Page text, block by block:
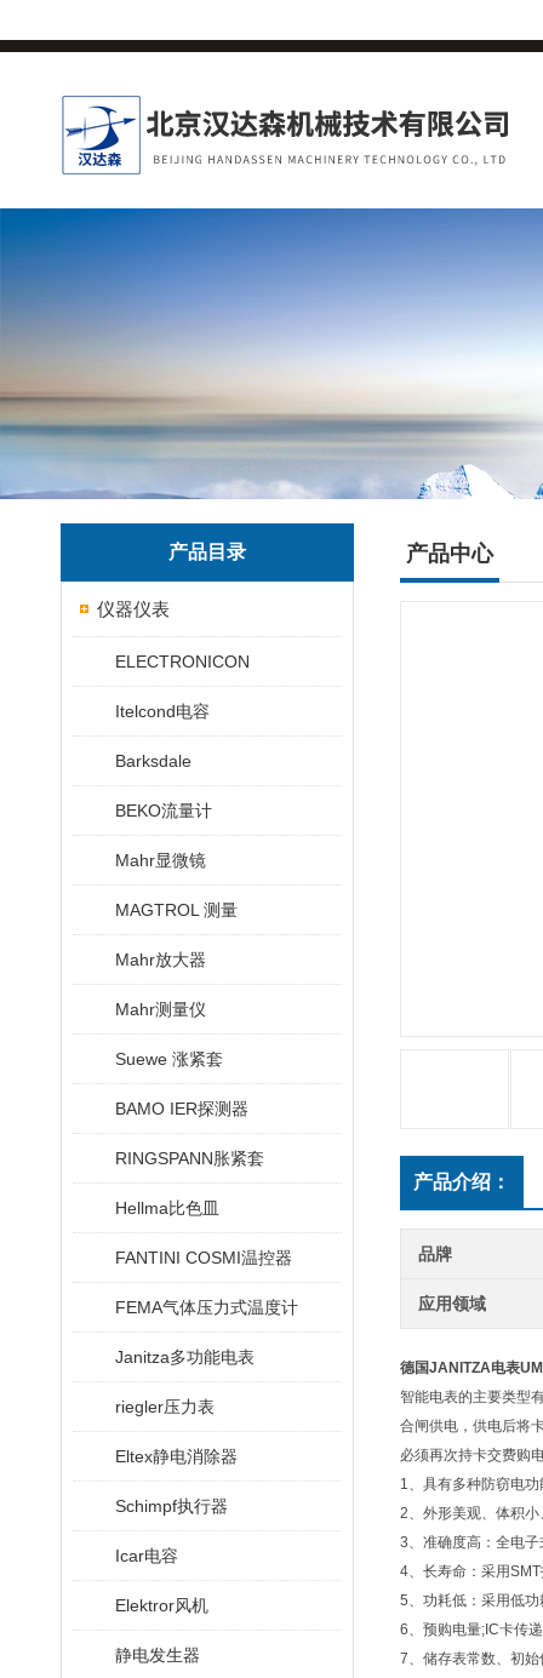
产品目录
仪器仪表
ELECTRONICON
Itelcond电容
Barksdale
BEKO流量计
Mahr显微镜
MAGTROL 测量
Mahr放大器
Mahr测量仪
Suewe 涨紧套
BAMO IER探测器
RINGSPANN胀紧套
Hellma比色皿
FANTINI COSMI温控器
FEMA气体压力式温度计
Janitza多功能电表
riegler压力表
Eltex静电消除器
Schimpf执行器
Icar电容
Elektror风机
静电发生器
产品中心
产品介绍：
品牌
应用领域
德国JANITZA电表
智能电表的主要类型
合闸供电，供电后将
必须再次持卡交费购
1、具有多种防窃电
2、外形美观、体积
3、准确度高：全电
4、长寿命：采用
5、功耗低：采用低
6、预购电量;IC卡传
7、储存表常数、初